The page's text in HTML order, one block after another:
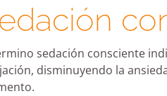
sedación consciente
disminuyendo la